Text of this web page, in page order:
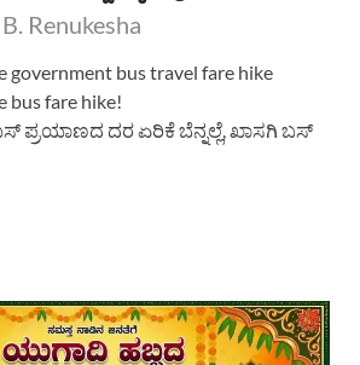
B. Renukesha
government bus travel fare hike
bus fare hike!
ಪ್ರಯಾಣದ ದರ ಏರಿಕೆ ಬೆನ್ನಲ್ಲೆ, ಖಾಸಗಿ ಬಸ್